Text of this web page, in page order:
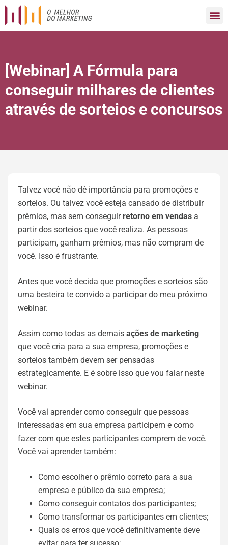
[Webinar] A Fórmula para
conseguir milhares de clientes
através de sorteios e concursos
Talvez você não dê importância para promoções e
sorteios. Ou talvez você esteja cansado de distribuir
prêmios, mas sem conseguirretorno em vendas a
partir dos sorteios que você realiza. As pessoas
participam, ganham prêmios, mas não compram de
você. Isso é frustrante.
Antes que você decida que promoções e sorteios são
uma besteira te convido a participar do meu próximo
webinar.
Assim como todas as demais ações de marketing
que você cria para a sua empresa, promoções e
sorteios também devem ser pensadas
estrategicamente. E é sobre isso que vou falar neste
webinar.
Você vai aprender como conseguir que pessoas
interessadas em sua empresa participem e como
fazer com que estes participantes comprem de você.
Você vai aprender também:
Como escolher o prêmio correto para a sua
empresa e público da sua empresa;
Como conseguir contatos dos participantes;
Como transformar os participantes em clientes;
Quais os erros que você definitivamente deve